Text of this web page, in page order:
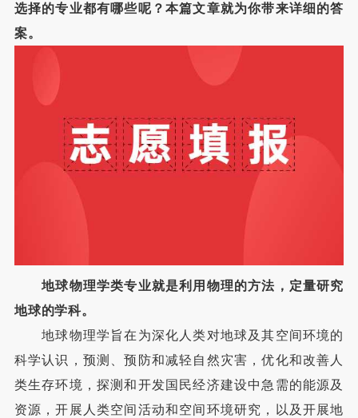
选择的专业都有哪些呢？本篇文章就为你带来详细的答
案。
地球物理学类专业就是利用物理的方法，定量研究
地球的学科。
地球物理学旨在为深化人类对地球及其空间环境的
科学认识，预测、预防和减轻自然灾害，优化和改善人
类生存环境，探测和开发国民经济建设中急需的能源及
资源，开展人类空间活动和空间环境研究，以及开展地